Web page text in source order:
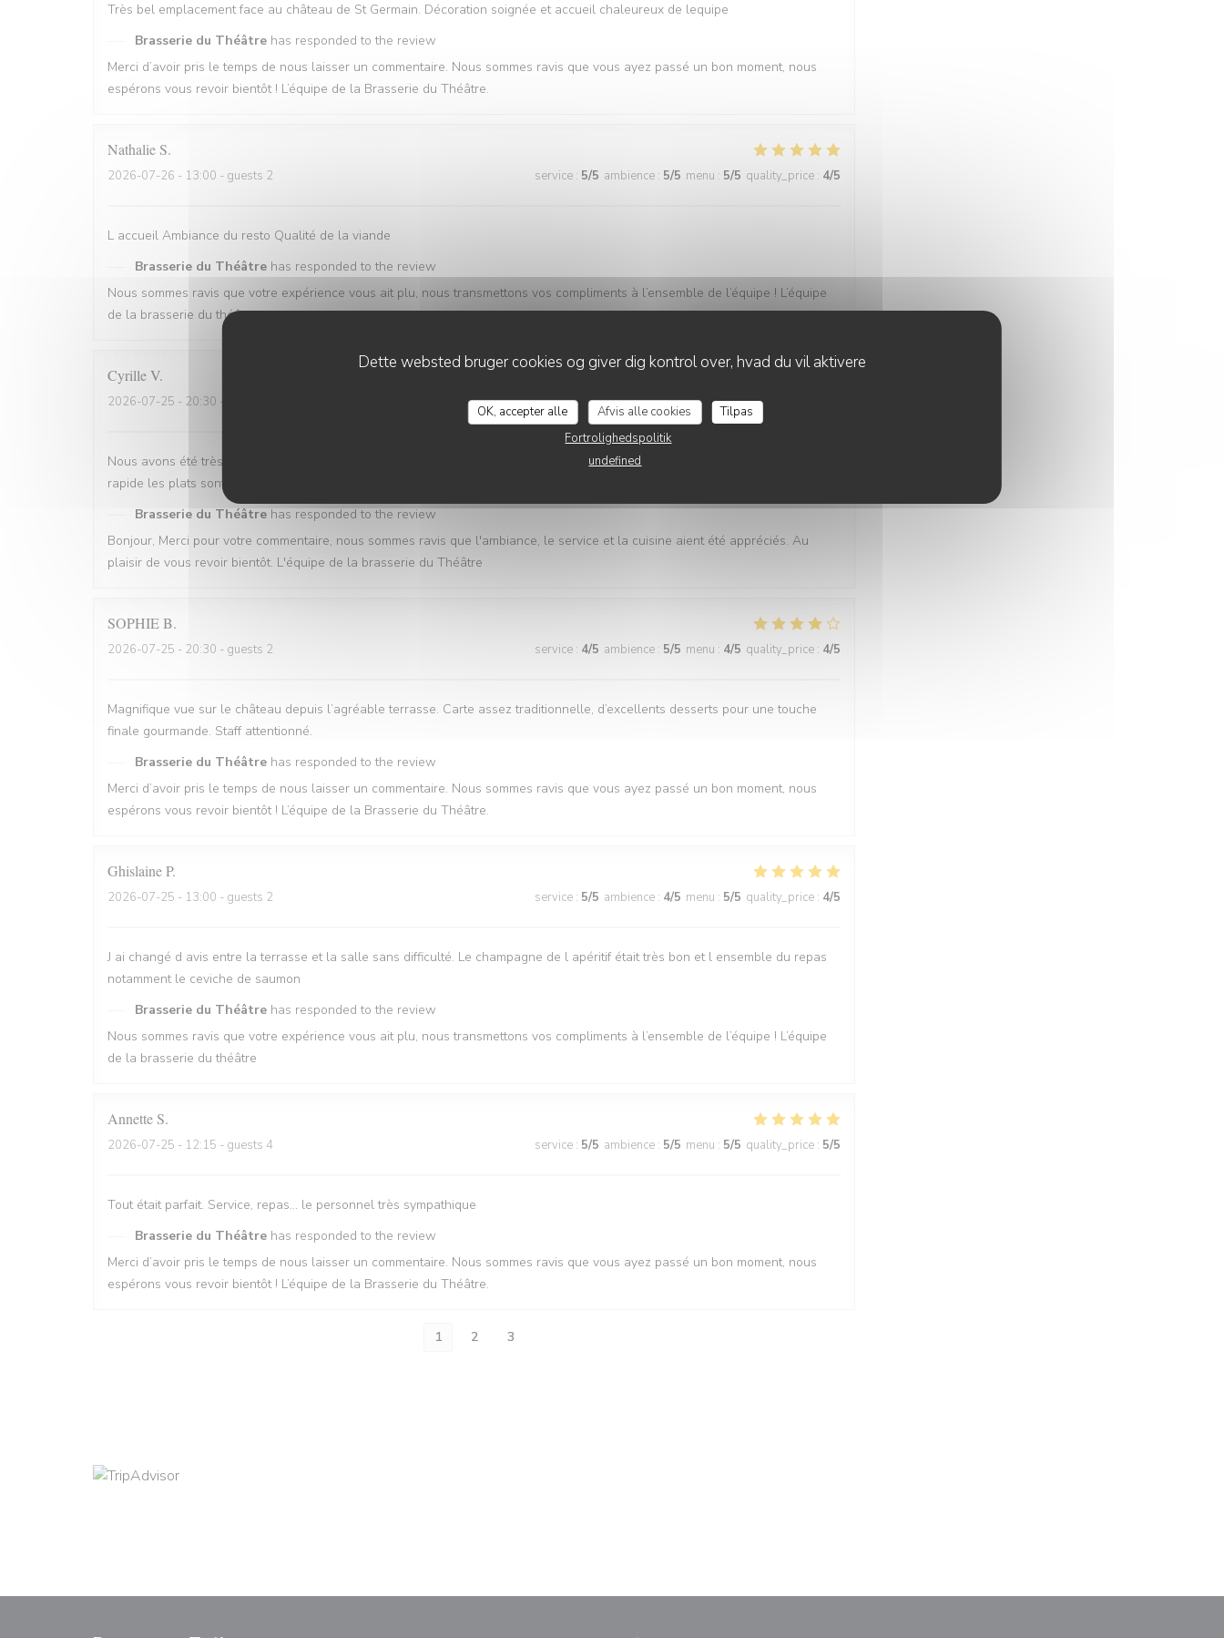
Dette websted bruger cookies og giver dig kontrol over, hvad du vil aktivere
OK, accepter alle Afvis alle cookies
Tilpas
Fortrolighedspolitik
undefined
Très bel emplacement face au château de St Germain. Décoration soignée et accueil chaleureux de lequipe
Brasserie du Théâtre has responded to the review
Merci d’avoir pris le temps de nous laisser un commentaire. Nous sommes ravis que vous ayez passé un bon moment, nous
espérons vous revoir bientôt ! L’équipe de la Brasserie du Théâtre.
Nathalie S
2026-07-26 - 13:00 - guests 2 service : 5/5 ambience : 5/5 menu : 5/5 quality_price : 4/5
L accueil Ambiance du resto Qualité de la viande
Brasserie du Théâtre has responded to the review
Nous sommes ravis que votre expérience vous ait plu, nous transmettons vos compliments à l’ensemble de l’équipe ! L’équipe
de la brasserie du théâtre
CyrilleV
2026-07-25 - 20:30 - guests 2 service: 5/5 ambience:5/5 menu:5/5 quality_price
Nous avons été très bien reçu avec une table proche des baies vitrées comme demandé lors de la réservation un service
rapide les plats sont bons . Restaurant est propre et très bien organisé MERCI nous reviendrons
Brasserie du Théâtre has responded to the review
Bonjour, Merci pour votre commentaire, nous sommes ravis que l'ambiance, le service et la cuisine aient été appréciés. Au
plaisir de vous revoir bientôt. L'équipe de la brasserie du Théâtre
SOPHIEB
2026-07-25 - 20:30 - guests 2 service : 4/5 ambience : 5/5 menu : 4/5 quality_price : 4/5
Magnifique vue sur le château depuis l’agréable terrasse. Carte assez traditionnelle, d’excellents desserts pour une touche
finale gourmande. Staff attentionné.
Brasserie du Théâtre has responded to the review
Merci d’avoir pris le temps de nous laisser un commentaire. Nous sommes ravis que vous ayez passé un bon moment, nous
espérons vous revoir bientôt ! L’équipe de la Brasserie du Théâtre.
GhislaineP
2026-07-25 - 13:00 - guests 2 service : 5/5 ambience : 4/5 menu : 5/5 quality_price : 4/5
J ai changé d avis entre la terrasse et la salle sans difficulté. Le champagne de l apéritif était très bon et l ensemble du repas
notamment le ceviche de saumon
Brasserie du Théâtre has responded to the review
Nous sommes ravis que votre expérience vous ait plu, nous transmettons vos compliments à l’ensemble de l’équipe ! L’équipe
de la brasserie du théâtre
Annette S
2026-07-25 - 12:15 - guests 4 service : 5/5 ambience : 5/5 menu : 5/5 quality_price : 5/5
Tout était parfait. Service, repas… le personnel très sympathique
Brasserie du Théâtre has responded to the review
Merci d’avoir pris le temps de nous laisser un commentaire. Nous sommes ravis que vous ayez passé un bon moment, nous
espérons vous revoir bientôt ! L’équipe de la Brasserie du Théâtre.
1 2 3